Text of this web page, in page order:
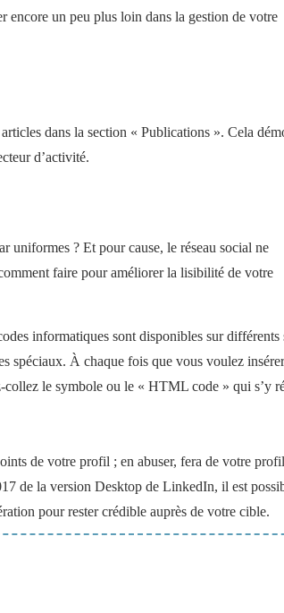
encore un peu plus loin dans la gestion de votre
dans la section « Publications ». Cela
d’activité.
? Et pour cause, le réseau social ne
faire pour améliorer la lisibilité de votre
informatiques sont disponibles sur différents
spéciaux. À chaque fois que vous voulez
collez le symbole ou le « HTML code » qui s’y
de votre profil ; en abuser, fera de votre
de la version Desktop de LinkedIn, il est
pour rester crédible auprès de votre cible.